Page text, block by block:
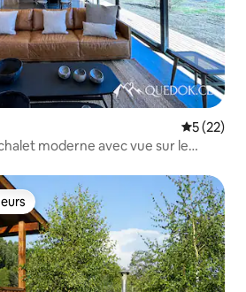
5 (22)
moderne avec vue sur le